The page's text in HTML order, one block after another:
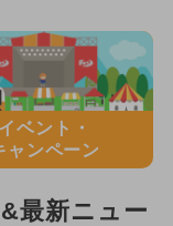
イベント・
ャンペーン
最新ニュー